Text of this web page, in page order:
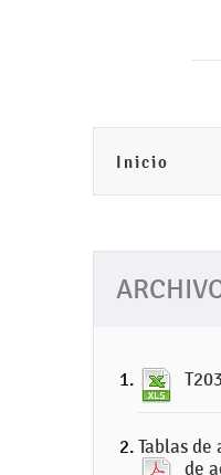
Inicio
Tablas
de